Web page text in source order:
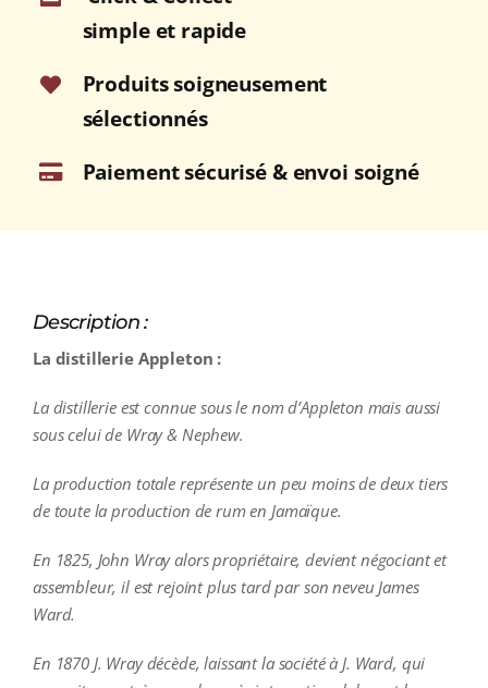
simple et rapide
Produits soigneusement
sélectionnés
Paiement sécurisé & envoi soigné
Description :
La distillerie Appleton :
La distillerie est connue sous le nom d’Appleton mais aussi
sous celui de Wray & Nephew.
La production totale représente un peu moins de deux tiers
de toute la production de rum en Jamaïque.
En 1825, John Wray alors propriétaire, devient négociant et
assembleur, il est rejoint plus tard par son neveu James
Ward.
En 1870 J. Wray décède, laissant la société à J. Ward, qui